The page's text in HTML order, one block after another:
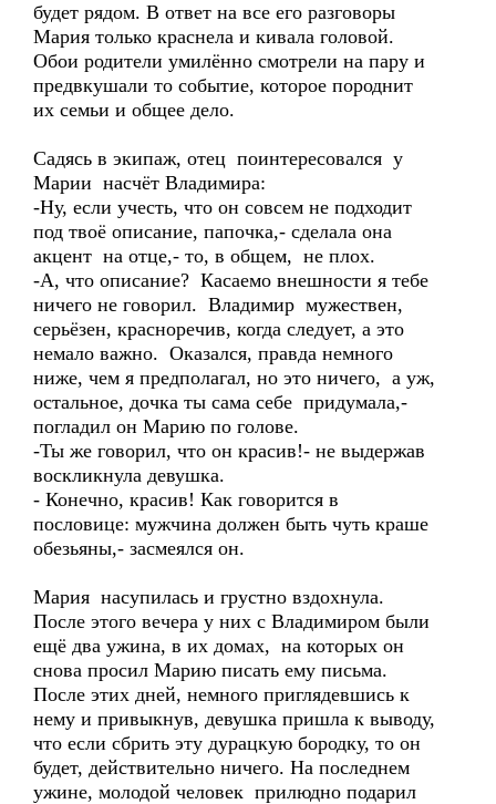
будет рядом. В ответ на все его разговоры
Мария только краснела и кивала головой.
Обои родители умилённо смотрели на пару и
предвкушали то событие, которое породнит
их семьи и общее дело.
Садясь в экипаж, отец поинтересовался у
Марии насчёт Владимира:
-Ну, если учесть, что он совсем не подходит
под твоё описание, папочка,- сделала она
акцент на отце,- то, в общем, не плох.
-А, что описание? Касаемо внешности я тебе
ничего не говорил. Владимир мужествен,
серьёзен, красноречив, когда следует, а это
немало важно. Оказался, правда немного
ниже, чем я предполагал, но это ничего, а уж,
остальное, дочка ты сама себе придумала,-
погладил он Марию по голове.
-Ты же говорил, что он красив!- не выдержав
воскликнула девушка.
- Конечно, красив! Как говорится в
пословице: мужчина должен быть чуть краше
обезьяны,- засмеялся он.
Мария насупилась и грустно вздохнула.
После этого вечера у них с Владимиром были
ещё два ужина, в их домах, на которых он
снова просил Марию писать ему письма.
После этих дней, немного приглядевшись к
нему и привыкнув, девушка пришла к выводу,
что если сбрить эту дурацкую бородку, то он
будет, действительно ничего. На последнем
ужине, молодой человек прилюдно подарил